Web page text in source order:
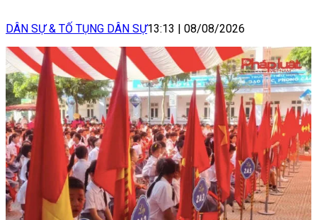
DÂN SỰ & TỐ TỤNG DÂN SỰ13:13 08/08/2026